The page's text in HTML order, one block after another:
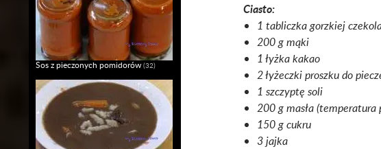
Ciasto:
1 tabliczka gorzkiej
200 g mąki
1 łyżka kakao
2 łyżeczki proszku do
1 szczyptę soli
200 g masła (temperatura
150 g cukru
3 jajka
Sos z pieczonych pomidorów (32)